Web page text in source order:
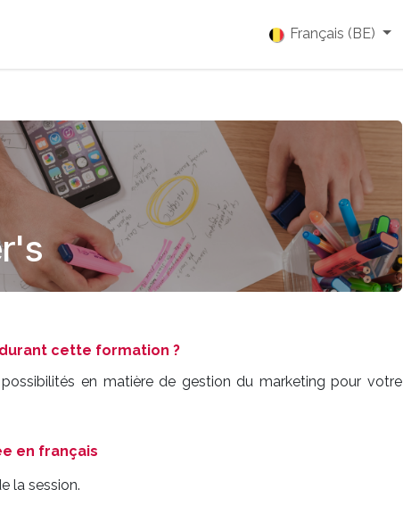
Français (BE)
cette formation ?
en matière de gestion du marketing pour votre
en français
la session.